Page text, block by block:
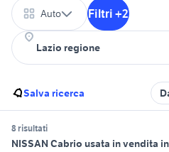
Auto Filtri +2
Salva ricerca
8 risultati
NISSAN Cabrio usata in vendita